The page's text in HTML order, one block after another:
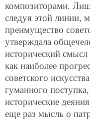
композиторами.
следуя этой линии,
преимущество
утверждала
исторический смысл
как наиболее
советского
гуманного
исторические
еще раз мысль о